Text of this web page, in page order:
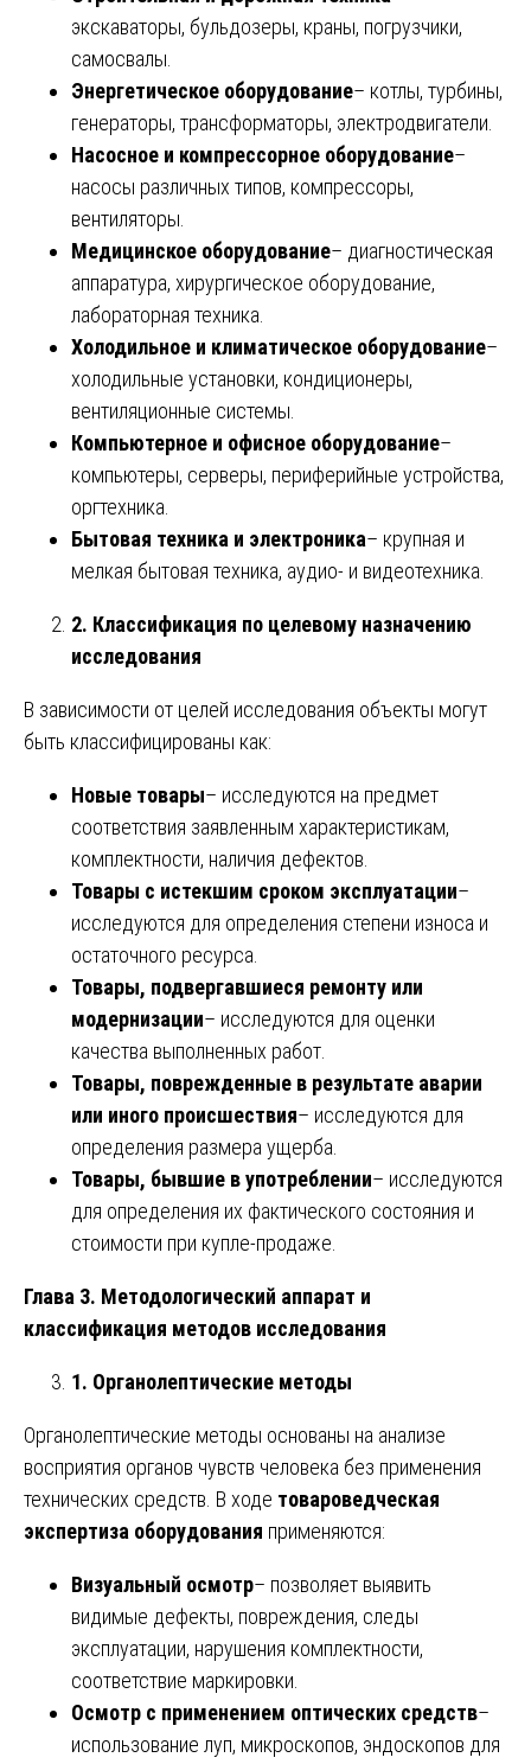
экскаваторы, бульдозеры, краны, погрузчики,
самосвалы.
Энергетическое оборудование– котлы, турбины,
генераторы, трансформаторы, электродвигатели.
Насосное и компрессорное оборудование–
насосы различных типов, компрессоры,
вентиляторы.
Медицинское оборудование– диагностическая
аппаратура, хирургическое оборудование,
лабораторная техника.
Холодильное и климатическое оборудование–
холодильные установки, кондиционеры,
вентиляционные системы.
Компьютерное и офисное оборудование–
компьютеры, серверы, периферийные устройства,
оргтехника.
Бытовая техника и электроника– крупная и
мелкая бытовая техника, аудио- и видеотехника.
2. Классификация по целевому назначению
исследования
В зависимости от целей исследования объекты могут
быть классифицированы как:
Новые товары– исследуются на предмет
соответствия заявленным характеристикам,
комплектности, наличия дефектов.
Товары с истекшим сроком эксплуатации–
исследуются для определения степени износа и
остаточного ресурса.
Товары, подвергавшиеся ремонту или
модернизации– исследуются для оценки
качества выполненных работ.
Товары, поврежденные в результате аварии
или иного происшествия– исследуются для
определения размера ущерба.
Товары, бывшие в употреблении– исследуются
для определения их фактического состояния и
стоимости при купле-продаже.
Глава 3. Методологический аппарат и
классификация методов исследования
1. Органолептические методы
Органолептические методы основаны на анализе
восприятия органов чувств человека без применения
технических средств. В ходе товароведческая
экспертиза оборудования применяются:
Визуальный осмотр– позволяет выявить
видимые дефекты, повреждения, следы
эксплуатации, нарушения комплектности,
соответствие маркировки.
Осмотр с применением оптических средств–
использование луп, микроскопов, эндоскопов для